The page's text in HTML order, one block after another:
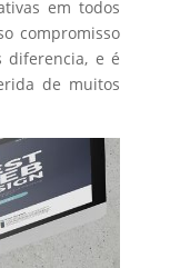
em todos
compromisso
diferencia, e é
de muitos